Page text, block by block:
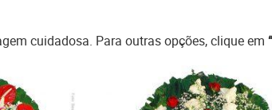
cuidadosa. Para outras opções, clique em